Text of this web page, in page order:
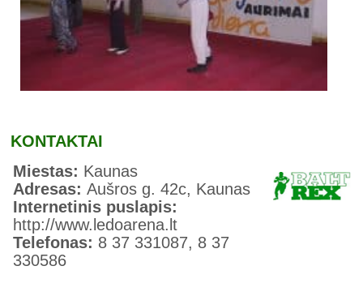
KONTAKTAI
Miestas: Kaunas
Adresas:Aušros g. 42c, Kaunas
Internetinis puslapis:
http://www.ledoarena.lt
Telefonas: 8 37 331087, 8 37
330586